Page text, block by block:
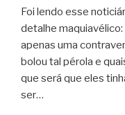
Foi lendo esse
detalhe
apenas uma
bolou tal pérola e
que será que eles
ser…